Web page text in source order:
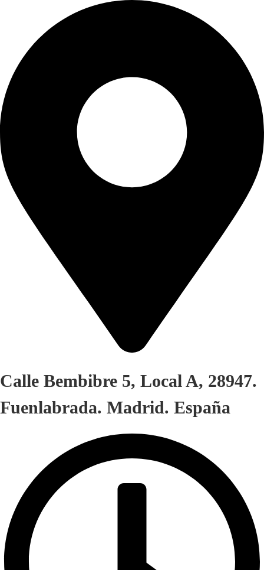
Calle Bembibre 5, Local A, 28947.
Fuenlabrada. Madrid. España